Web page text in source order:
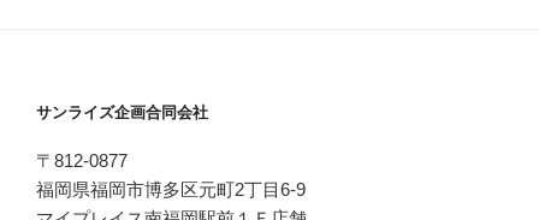
サンライズ企画合同会社
〒812-0877
福岡県福岡市博多区元町2丁目6-9